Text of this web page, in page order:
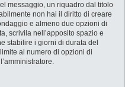
messaggio, un riquadro dal titolo
non hai il diritto di creare
e almeno due opzioni di
scrivila nell’apposito spazio e
stabilire i giorni di durata del
al numero di opzioni di